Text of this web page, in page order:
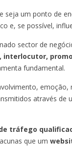
seja um ponto de
e, se possível,
sector de
interlocutor,
fundamental.
através de
tráfego
que um